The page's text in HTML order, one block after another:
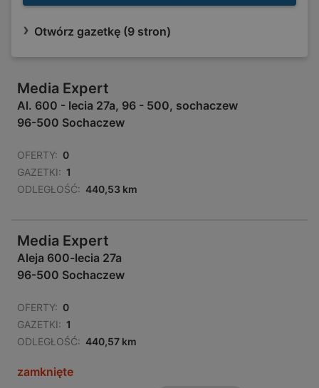
Otwórz gazetkę (9 stron)
Media Expert
Al. 600 - lecia 27a, 96 - 500, sochaczew
96-500 Sochaczew
OFERTY: 0
GAZETKI: 1
ODLEGŁOŚĆ: 440,53 km
Media Expert
Aleja 600-lecia 27a
96-500 Sochaczew
OFERTY: 0
GAZETKI: 1
ODLEGŁOŚĆ: 440,57 km
zamknięte